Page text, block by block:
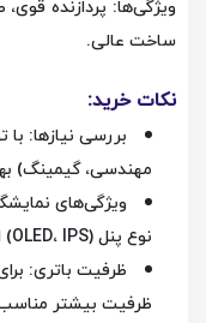
ساخت عالی.
نکات خرید:
بررسی نیازها:
مهندسی، گیمینگ)
ویژگی‌های
نوع پنل (OLED، IPS) اهمیت دارد.
ظرفیت باتری:
ظرفیت بیشتر